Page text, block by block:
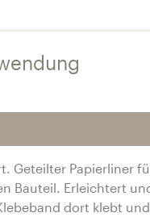
Geteilter Papierliner
Bauteil. Erleichtert
dort klebt